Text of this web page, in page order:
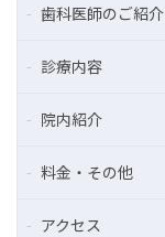
歯科医師のご紹介
診療内容
院内紹介
料金・その他
アクセス